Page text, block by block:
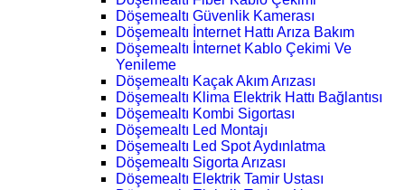
Döşemealtı Güvenlik Kamerası
Döşemealtı İnternet Hattı Arıza Bakım
Döşemealtı İnternet Kablo Çekimi Ve
Yenileme
Döşemealtı Kaçak Akım Arızası
Döşemealtı Klima Elektrik Hattı Bağlantısı
Döşemealtı Kombi Sigortası
Döşemealtı Led Montajı
Döşemealtı Led Spot Aydınlatma
Döşemealtı Sigorta Arızası
Döşemealtı Elektrik Tamir Ustası